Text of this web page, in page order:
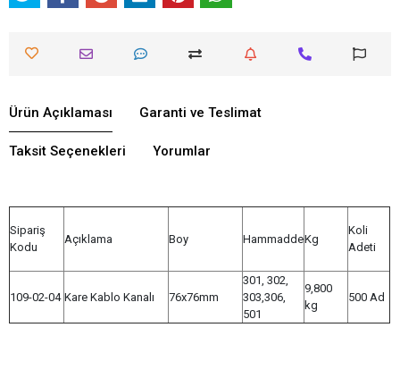
Ürün Açıklaması Garanti ve Teslimat
Taksit Seçenekleri Yorumlar
Sipariş
Kodu
Açıklama Boy HammaddeKg
Koli
Adeti
109-02-04 Kare Kablo Kanalı 76x76mm
301, 302,
303,306,
501
9,800
kg
500 Ad